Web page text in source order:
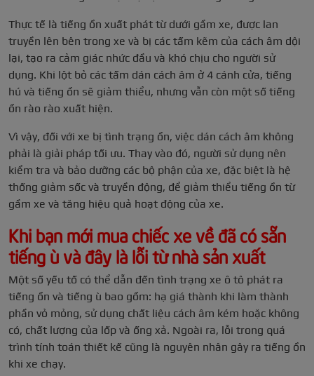
Thực tế là tiếng ồn xuất phát từ dưới gầm xe, được lan
truyền lên bên trong xe và bị các tấm kẽm của cách âm dội
lại, tạo ra cảm giác nhức đầu và khó chịu cho người sử
dụng. Khi lột bỏ các tấm dán cách âm ở 4 cánh cửa, tiếng
hú và tiếng ồn sẽ giảm thiểu, nhưng vẫn còn một số tiếng
ồn rào rào xuất hiện.
Vì vậy, đối với xe bị tình trạng ồn, việc dán cách âm không
phải là giải pháp tối ưu. Thay vào đó, người sử dụng nên
kiểm tra và bảo dưỡng các bộ phận của xe, đặc biệt là hệ
thống giảm sốc và truyền động, để giảm thiểu tiếng ồn từ
gầm xe và tăng hiệu quả hoạt động của xe.
Khi bạn mới mua chiếc xe về đã có sẵn
tiếng ù và đây là lỗi từ nhà sản xuất
Một số yếu tố có thể dẫn đến tình trạng xe ô tô phát ra
tiếng ồn và tiếng ù bao gồm: hạ giá thành khi làm thành
phần vỏ mỏng, sử dụng chất liệu cách âm kém hoặc không
có, chất lượng của lốp và ống xả. Ngoài ra, lỗi trong quá
trình tính toán thiết kế cũng là nguyên nhân gây ra tiếng ồn
khi xe chạy.